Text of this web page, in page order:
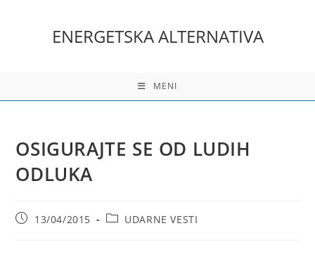
ENERGETSKA ALTERNATIVA
MENI
OSIGURAJTE SE OD LUDIH
ODLUKA
Post13/04/2015
PostUDARNE VESTI